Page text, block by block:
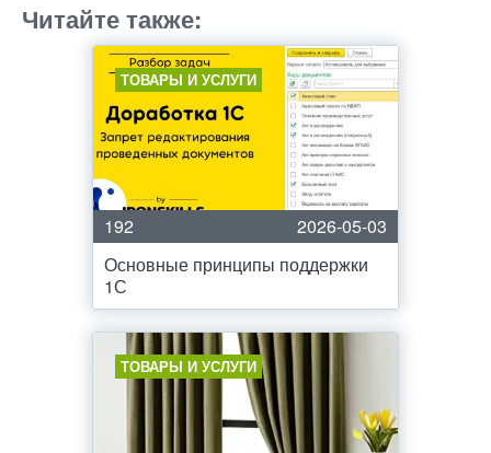
Читайте также:
ТОВАРЫ И УСЛУГИ
192
2026-05-03
Основные принципы поддержки
1С
ТОВАРЫ И УСЛУГИ